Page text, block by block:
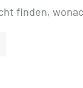
finden,